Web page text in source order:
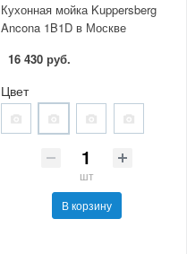
Кухонная мойка Kuppersberg
Ancona 1B1D в Москве
16 430 руб.
Цвет
шт
В корзину